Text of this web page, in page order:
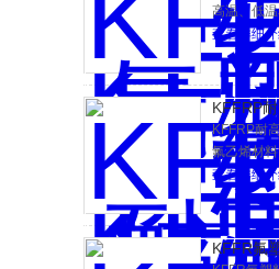
高温、低
料绝缘和
热等级。
查看详细
KFFRP
KFFRP耐
氟乙烯材
查看详细
KFFR氟